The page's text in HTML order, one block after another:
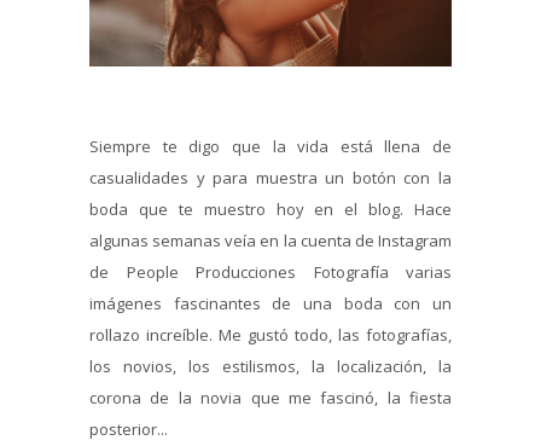
Siempre te digo que la vida está llena de
casualidades y para muestra un botón con la
boda que te muestro hoy en el blog. Hace
algunas semanas veía en la cuenta de Instagram
de People Producciones Fotografía varias
imágenes fascinantes de una boda con un
rollazo increíble. Me gustó todo, las fotografías,
los novios, los estilismos, la localización, la
corona de la novia que me fascinó, la fiesta
posterior...